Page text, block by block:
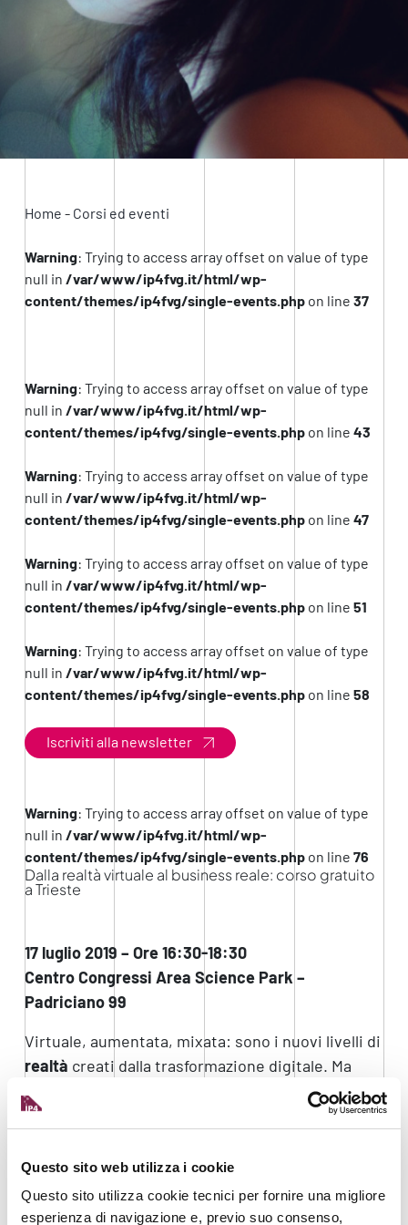
Questo sito web utilizza i cookie
Questo sito utilizza cookie tecnici per fornire una migliore
esperienza di navigazione e, previo suo consenso,
Home - Corsi ed eventi
Warning: Trying to access array offset on value of type
null in /var/www/ip4fvg.it/html/wp-
content/themes/ip4fvg/single-events.phpon line 37
Warning: Trying to access array offset on value of type
null in /var/www/ip4fvg.it/html/wp-
content/themes/ip4fvg/single-events.phpon line 43
Warning: Trying to access array offset on value of type
null in /var/www/ip4fvg.it/html/wp-
content/themes/ip4fvg/single-events.phpon line 47
Warning: Trying to access array offset on value of type
null in /var/www/ip4fvg.it/html/wp-
content/themes/ip4fvg/single-events.phpon line 51
Warning: Trying to access array offset on value of type
null in /var/www/ip4fvg.it/html/wp-
content/themes/ip4fvg/single-events.phpon line 58
Iscriviti alla newsletter
Warning: Trying to access array offset on value of type
null in /var/www/ip4fvg.it/html/wp-
content/themes/ip4fvg/single-events.phpon line 76
Dalla realtà virtuale al business reale: corso gratuito
a Trieste
17 luglio 2019 – Ore 16:30-18:30
Centro Congressi Area Science Park –
Padriciano 99
Virtuale, aumentata, mixata: sono i nuovi livelli di
realtà creati dalla trasformazione digitale. Ma
cosa sono e come possono rappresentare delle
opportunità di business aziendale
? Sempre più
ottimizzare tempi e costi in diversi ambiti
progettazione, simulazione, formazione, testing,
assistenza tecnica, ..